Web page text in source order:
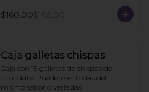
$160.00$185.00
Caja galletas chispas
Caja con 15 galletas de chispas de
chocolate. Pueden ser todas del
mismo sabor o variadas